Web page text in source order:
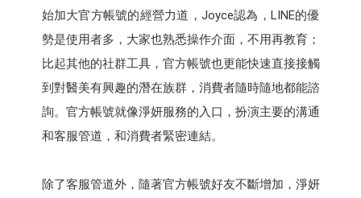
始加大官方帳號的經營力道，Joyce認為，LINE的優
勢是使用者多，大家也熟悉操作介面，不用再教育；
比起其他的社群工具，官方帳號也更能快速直接接觸
到對醫美有興趣的潛在族群，消費者隨時隨地都能諮
詢。官方帳號就像淨妍服務的入口，扮演主要的溝通
和客服管道，和消費者緊密連結。
除了客服管道外，隨著官方帳號好友不斷增加，淨妍